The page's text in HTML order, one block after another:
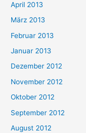
April 2013
März 2013
Februar 2013
Januar 2013
Dezember 2012
November 2012
Oktober 2012
September 2012
August 2012